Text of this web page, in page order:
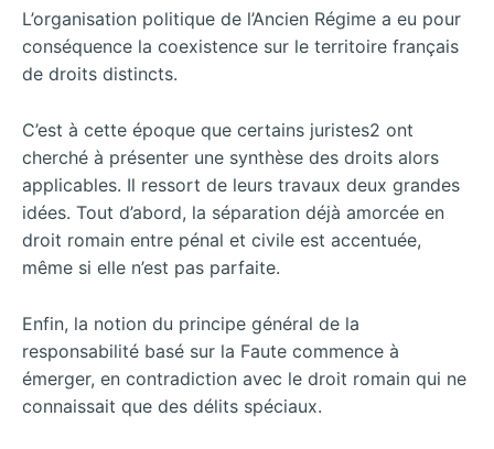
L’organisation politique de l’Ancien Régime a eu pour
conséquence la coexistence sur le territoire français
de droits distincts.
C’est à cette époque que certains juristes2 ont
cherché à présenter une synthèse des droits alors
applicables. Il ressort de leurs travaux deux grandes
idées. Tout d’abord, la séparation déjà amorcée en
droit romain entre pénal et civile est accentuée,
même si elle n’est pas parfaite.
Enfin, la notion du principe général de la
responsabilité basé sur la Faute commence à
émerger, en contradiction avec le droit romain qui ne
connaissait que des délits spéciaux.